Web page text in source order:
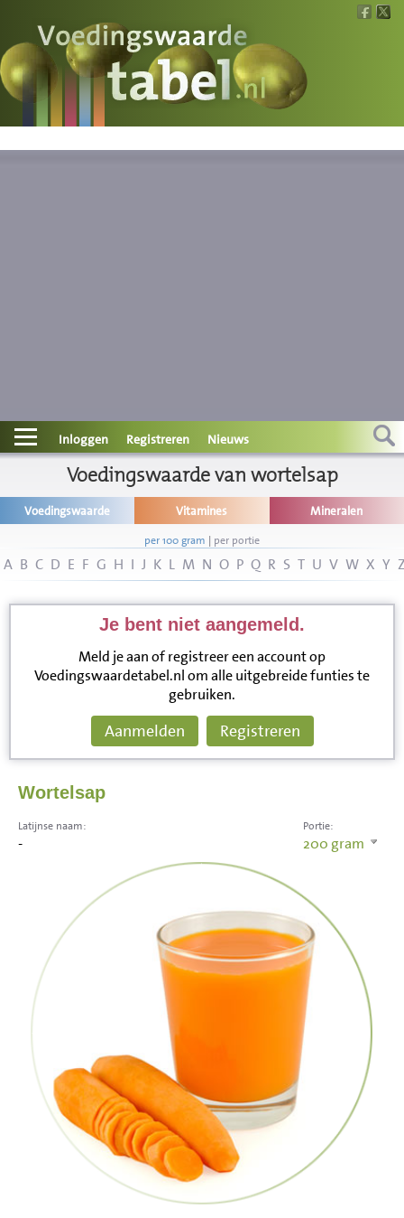
Voedingswaarde
Wat is wat?
Contact
Informatie
Disclaimer
Inloggen Registreren Nieuws
Voedingswaarde van wortelsap
Voedingswaarde Vitamines Mineralen
per 100 gram | per portie
A B C D E F G H I J K L M N O P Q R S T U V W X Y
Je bent niet aangemeld.
Meld je aan of registreer een account op
Voedingswaardetabel.nl om alle uitgebreide funties te
gebruiken.
Aanmelden Registreren
Wortelsap
Portie:
200 gram
Latijnse naam:
-